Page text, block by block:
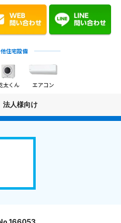
住宅設備
太くん エアコン
法人様向け